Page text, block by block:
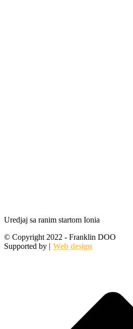
Uredjaj sa ranim startom Ionia
© Copyright 2022 - Franklin DOO
Supported by | Web design